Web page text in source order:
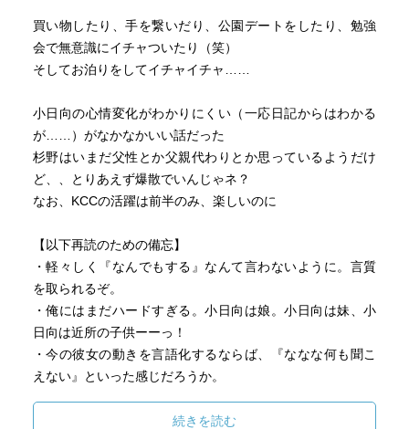
買い物したり、手を繋いだり、公園デートをしたり、勉強
会で無意識にイチャついたり（笑）
そしてお泊りをしてイチャイチャ……
小日向の心情変化がわかりにくい（一応日記からはわかる
が……）がなかなかいい話だった
杉野はいまだ父性とか父親代わりとか思っているようだけ
ど、、とりあえず爆散でいんじゃネ？
なお、KCCの活躍は前半のみ、楽しいのに
【以下再読のための備忘】
・軽々しく『なんでもする』なんて言わないように。言質
を取られるぞ。
・俺にはまだハードすぎる。小日向は娘。小日向は妹、小
日向は近所の子供ーーっ！
・今の彼女の動きを言語化するならば、『ななな何も聞こ
えない』といった感じだろうか。
かく俺の膝の上にアメをおいて買収しようとしている。
続きを読む